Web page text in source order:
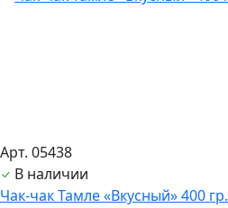
Арт. 05438
В наличии
Чак-чак Тамле «Вкусный» 400 гр.